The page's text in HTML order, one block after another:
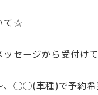
て☆
セージから受付け
◯◯(車種)で予約希